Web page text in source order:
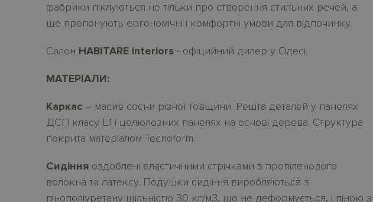
фабрики піклуються не тільки про створення стильних речей, а
ще пропонують ергономічнi і комфортнi умови для відпочинку.
Салон HABITARE interiors- офіцийний дилер у Одесі.
МАТЕРІАЛИ:
Каркас – масив сосни різної товщини. Решта деталей у панелях
ДСП класу Е1 і целюлозних панелях на основі дерева. Структура
покрита матеріалом Tecnoform.
Сидінняоздоблені еластичними стрічками з пропіленового
волокна та латексу. Подушки сидіння виробляються з
пінополіуретану щільністю 30 кг/м3, що не деформується, і піною з